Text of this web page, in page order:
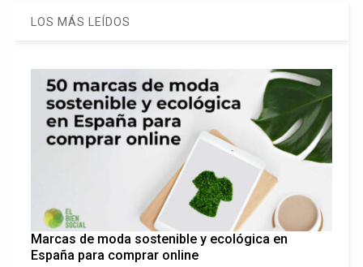
LOS MÁS LEÍDOS
Marcas de moda sostenible y ecológica en
España para comprar online